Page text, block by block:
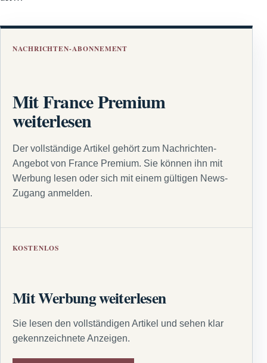
NACHRICHTEN-ABONNEMENT
Mit France Premium
weiterlesen
Der vollständige Artikel gehört zum Nachrichten-
Angebot von France Premium. Sie können ihn mit
Werbung lesen oder sich mit einem gültigen News-
Zugang anmelden.
KOSTENLOS
Mit Werbung weiterlesen
Sie lesen den vollständigen Artikel und sehen klar
gekennzeichnete Anzeigen.